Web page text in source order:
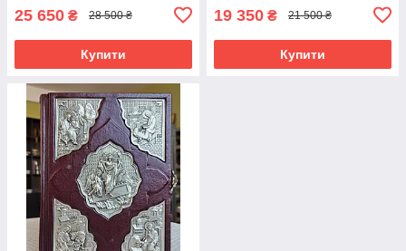
25 650 ₴ 28 500 ₴
Купити
19 350 ₴ 21 500 ₴
Купити